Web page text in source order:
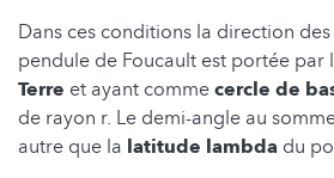
Dans ces conditions la direction
pendule de Foucault est portée par
Terre et ayant commecercle de
de rayon r. Le demi-angle au
autre que la latitude lambda du